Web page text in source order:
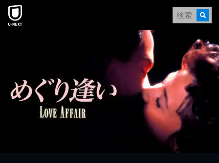
本文へスキップ